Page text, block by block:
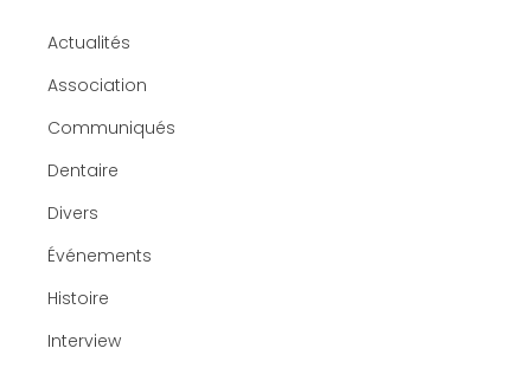
Actualités
Association
Communiqués
Dentaire
Divers
Événements
Histoire
Interview